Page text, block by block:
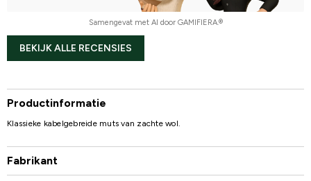
Samengevat met AI door GAMIFIERA.®
BEKIJK ALLE RECENSIES
Productinformatie
Klassieke kabelgebreide muts van zachte wol.
Fabrikant